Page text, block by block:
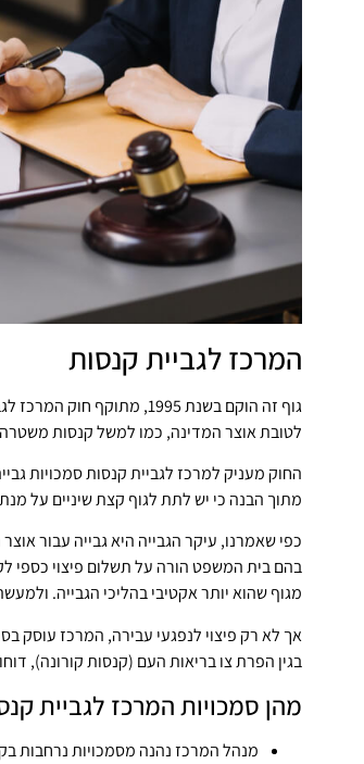
המרכז לגביית קנסות
לטובת אוצר המדינה, כמו למשל קנסות
החוק מעניק למרכז לגביית קנסות סמכויות
מתוך הבנה כי יש לתת לגוף קצת שיניים על
כפי שאמרנו, עיקר הגבייה היא גבייה עבור
בהם בית המשפט הורה על תשלום פיצוי כספי
מגוף שהוא יותר אקטיבי בהליכי הגבייה.
אך לא רק פיצוי לנפגעי עבירה, המרכז עוסק
בגין הפרת צו בריאות העם (קנסות קורונה),
מהן סמכויות המרכז לגביית
מנהל המרכז נהנה מסמכויות נרחבות